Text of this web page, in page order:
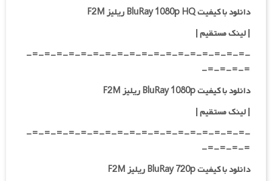
دانلود با کیفیت BluRay 1080p HQ ریلیز F2M
|لینک مستقیم|
-=-=-=-=-=-=-=-=-=-=-=-=-=-=-=-=-=-=-
=-=-=-=-
دانلود با کیفیت BluRay 1080p ریلیز F2M
|لینک مستقیم|
-=-=-=-=-=-=-=-=-=-=-=-=-=-=-=-=-=-=-
=-=-=-=-
دانلود با کیفیت BluRay 720p ریلیز F2M